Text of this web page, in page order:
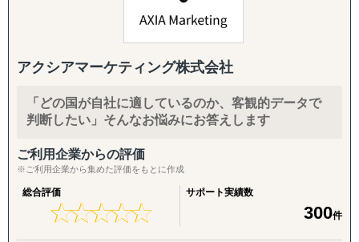
目的：海外現地で“売れる”ためのマーケティング活動を確
立する
↳ EC運用
↳ SNS運用
↳ 広告運用（Google／Meta など）
↳ インフルエンサー施策
↳ 画像・動画コンテンツ制作
円〜の雇用代行(GEO/EOR)をご用意。海外進出の最初の一
歩を、低リスク・低コストで踏み出していただけます。
・海外進出支援(法人設立〜撤退まで)
取得、株主税務番号(PAN等)取得、銀行口座開設、進出後
の継続サポート、撤退・閉鎖まで一気通貫で対応します。
・クロスボーダーM&A(海外M&A)
海外企業の買収・売却によるスピード進出・スピード撤退
をご支援。ターゲット選定、買収戦略立案、デューデリジ
ェンス、バリュエーション、契約、ポストM&Aまでワンス
トップで対応します。
援、サプライヤー探索、販路開拓（販売代理店探索）、
M&A支援等、海外事業に関連する課題に対して、現地の提
携先と密接に連携し、実践的かつ成果に直結するソリュー
ションを提供しています。
私たちは、お客様の海外事業の成功を最優先に考え、貴社
て、貴社海外事業の発展に貢献いたします。
アクシアマーケティング株式会社
「どの国が自社に適しているのか、客観的データで
判断したい」そんなお悩みにお答えします
ご利用企業からの評価
※ご利用企業から集めた評価をもとに作成
総合評価
★★★★★
★★★★★
サポート実績数
300件